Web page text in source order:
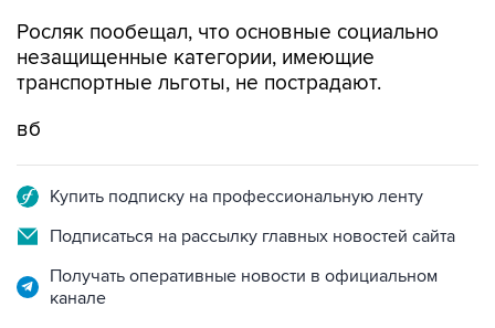
Росляк пообещал, что основные социально
незащищенные категории, имеющие
транспортные льготы, не пострадают.
вб
Купить подписку на профессиональную ленту
Подписаться на рассылку главных новостей сайта
Получать оперативные новости в официальном
канале